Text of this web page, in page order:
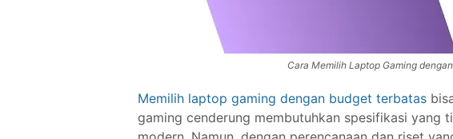
Cara Memilih Laptop Gaming
Memilih laptop gaming dengan budget terbatas
gaming cenderung membutuhkan spesifikasi yang